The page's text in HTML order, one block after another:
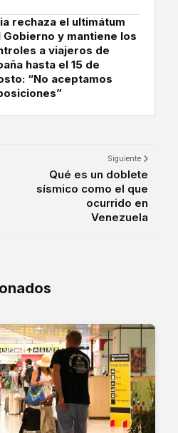
rechaza el ultimátum
Gobierno y mantiene los
a viajeros de
hasta el 15 de
“No aceptamos
Siguiente
Qué es un doblete
sísmico como el que
ocurrido en
Venezuela